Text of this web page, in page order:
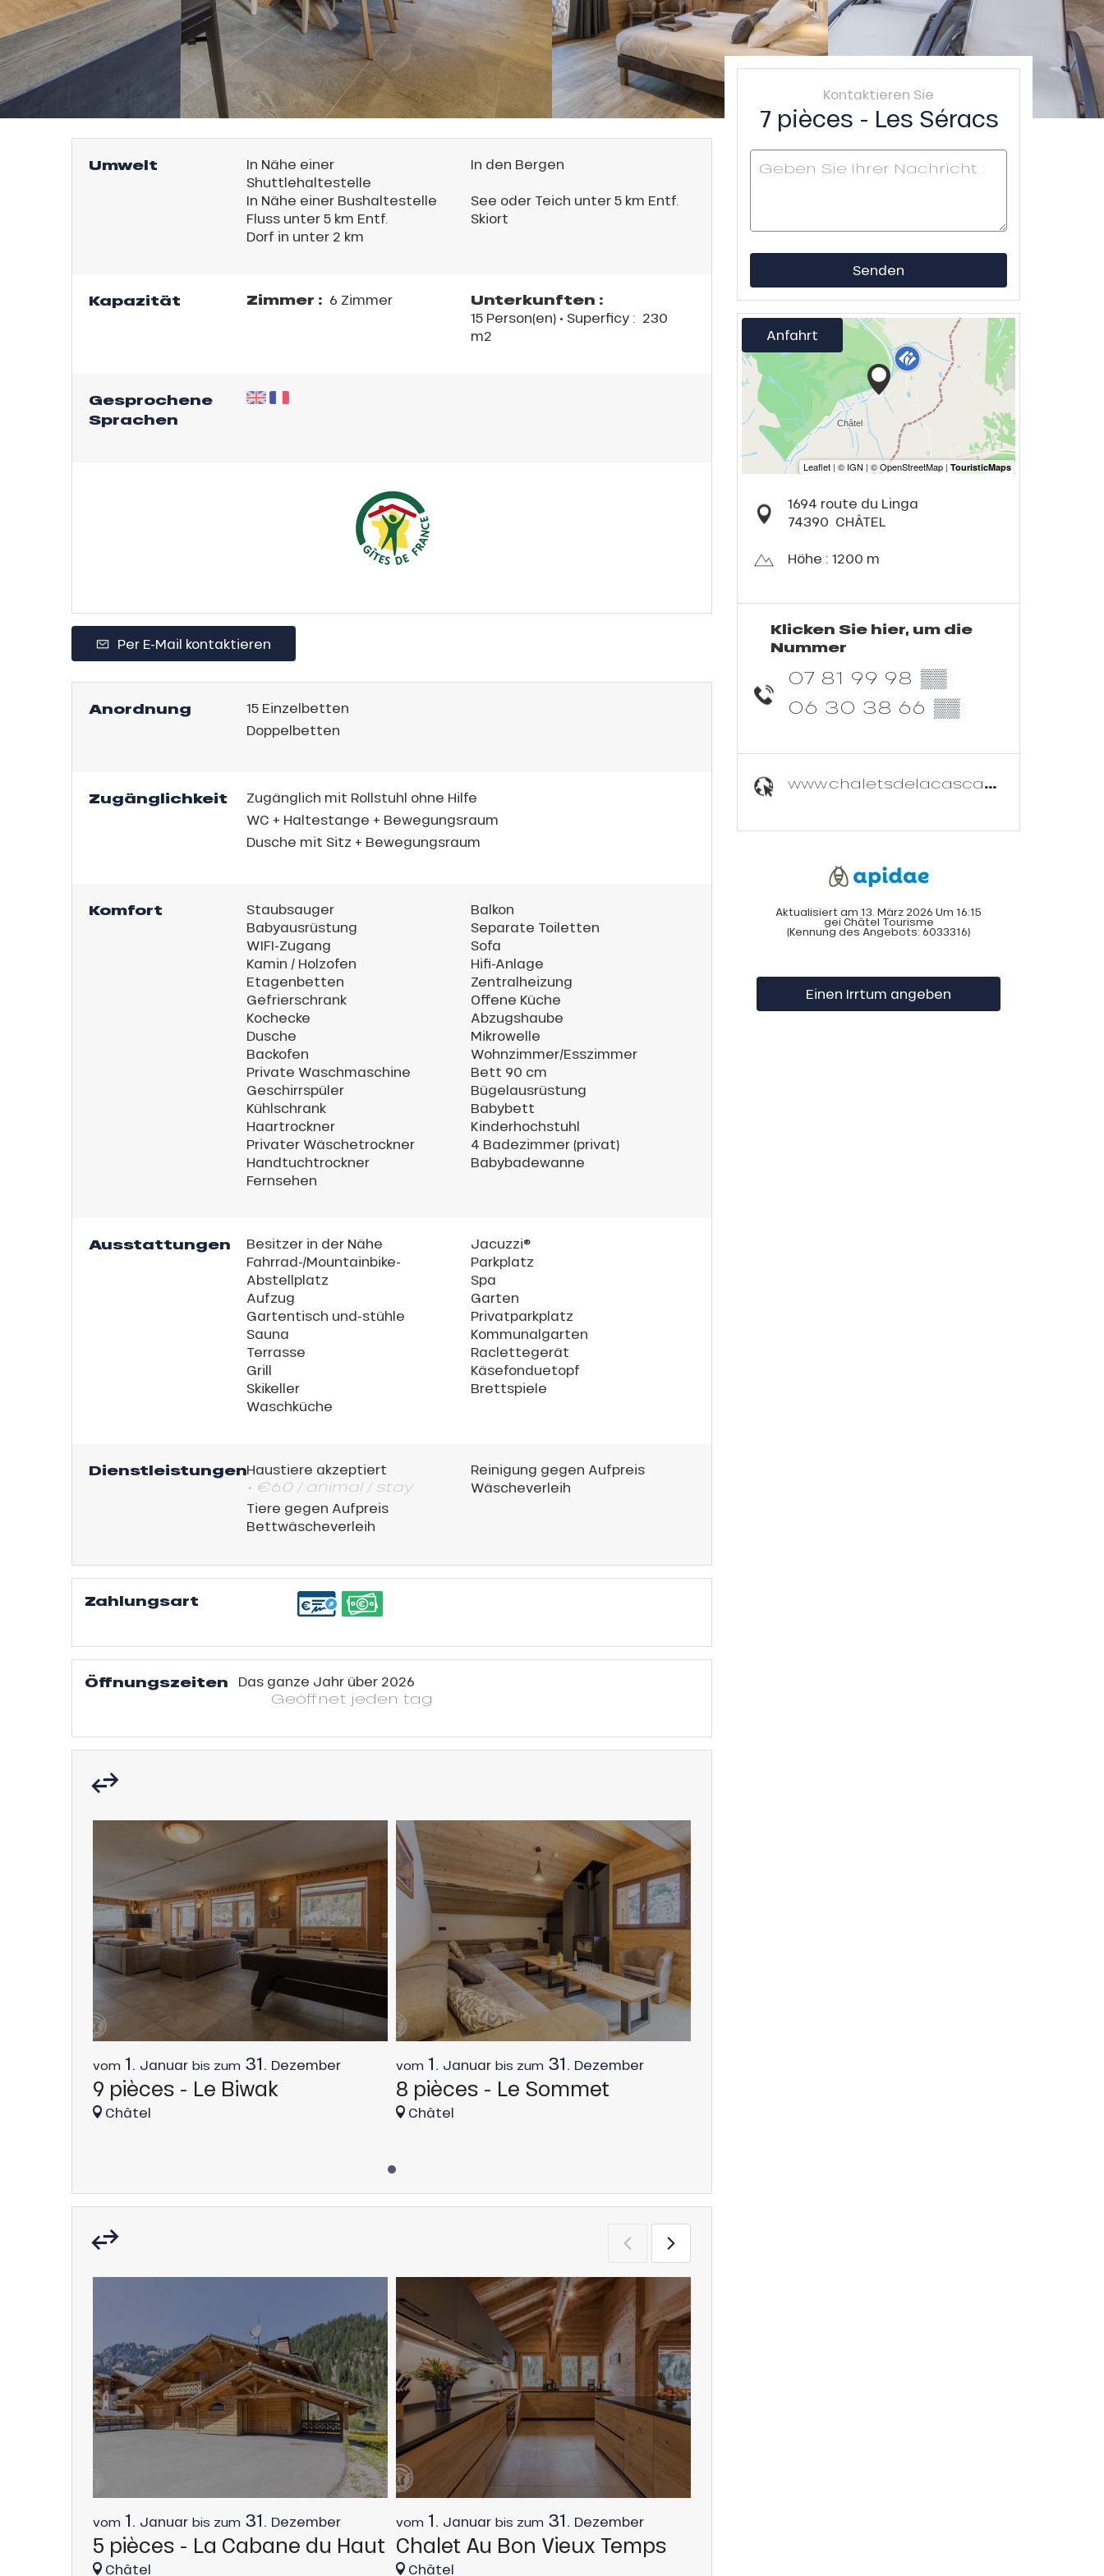
Umwelt
In Nähe einer
Shuttlehaltestelle
In den Bergen
In Nähe einer Bushaltestelle
See oder Teich unter 5 km Entf.
Fluss unter 5 km Entf.
Skiort
Dorf in unter 2 km
Kapazität Zimmer : 6 Zimmer Unterkunften :
15 Person(en) • Superficy : 230
m2
Gesprochene
Sprachen
Per E-Mail kontaktieren
Anordnung 15 Einzelbetten
Doppelbetten
Zugänglichkeit
Zugänglich mit Rollstuhl ohne Hilfe
WC + Haltestange + Bewegungsraum
Dusche mit Sitz + Bewegungsraum
Komfort
Staubsauger
Babyausrüstung
WIFI-Zugang
Kamin / Holzofen
Etagenbetten
Gefrierschrank
Kochecke
Dusche
Backofen
Private Waschmaschine
Geschirrspüler
Kühlschrank
Haartrockner
Privater Wäschetrockner
Handtuchtrockner
Fernsehen
Balkon
Separate Toiletten
Sofa
Hifi-Anlage
Zentralheizung
Offene Küche
Abzugshaube
Mikrowelle
Wohnzimmer/Esszimmer
Bett 90 cm
Bügelausrüstung
Babybett
Kinderhochstuhl
4 Badezimmer (privat)
Babybadewanne
Ausstattungen
Besitzer in der Nähe
Fahrrad-/Mountainbike-
Abstellplatz
Aufzug
Gartentisch und-stühle
Sauna
Terrasse
Grill
Skikeller
Waschküche
Jacuzzi®
Parkplatz
Spa
Garten
Privatparkplatz
Kommunalgarten
Raclettegerät
Käsefonduetopf
Brettspiele
DienstleistungenHaustiere akzeptiert
• €60 / animal / stay
Tiere gegen Aufpreis
Bettwäscheverleih
Reinigung gegen Aufpreis
Wäscheverleih
Zahlungsart
Öffnungszeiten
Das ganze Jahr über 2026
Geöffnet jeden tag
vom 1. Januar bis zum 31. Dezember
9 pièces - Le Biwak
Châtel
vom 1. Januar bis zum 31. Dezember
8 pièces - Le Sommet
Châtel
vom 1. Januar bis zum 31. Dezember
5 pièces - La Cabane du Haut
Châtel
vom 1. Januar bis zum 31. Dezember
Chalet Au Bon Vieux Temps
Châtel
Kontaktieren Sie
7 pièces - Les Séracs
Senden
Anfahrt
1694 route du Linga
74390 CHÂTEL
Höhe : 1200 m
Klicken Sie hier, um die
Nummer
07 81 99 98 ▒▒
06 30 38 66 ▒▒
www.chaletsdelacascade.com
Aktualisiert am 13. März 2026 Um 16:15
gei Châtel Tourisme
(Kennung des Angebots: 6033316)
Einen Irrtum angeben